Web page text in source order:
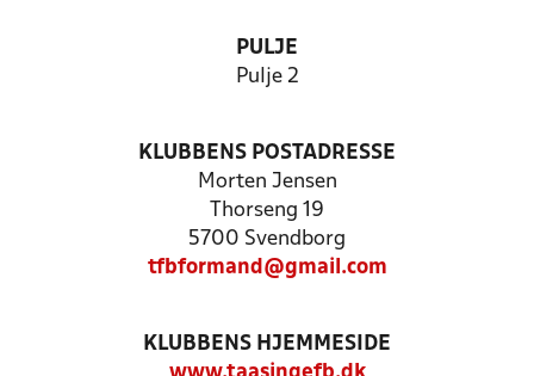
PULJE
Pulje 2
KLUBBENS POSTADRESSE
Morten Jensen
Thorseng 19
5700 Svendborg
tfbformand@gmail.com
KLUBBENS HJEMMESIDE